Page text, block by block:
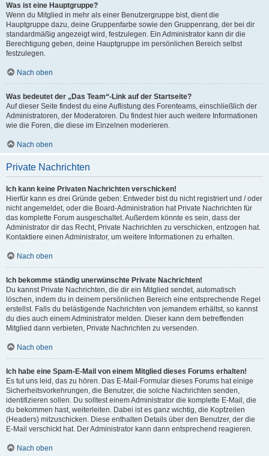
Was ist eine Hauptgruppe?
Wenn du Mitglied in mehr als einer Benutzergruppe bist, dient die
Hauptgruppe dazu, deine Gruppenfarbe sowie den Gruppenrang, der bei dir
standardmäßig angezeigt wird, festzulegen. Ein Administrator kann dir die
Berechtigung geben, deine Hauptgruppe im persönlichen Bereich selbst
festzulegen.
Nach oben
Was bedeutet der „Das Team“-Link auf der Startseite?
Auf dieser Seite findest du eine Auflistung des Forenteams, einschließlich der
Administratoren, der Moderatoren. Du findest hier auch weitere Informationen
wie die Foren, die diese im Einzelnen moderieren.
Nach oben
Private Nachrichten
Ich kann keine Privaten Nachrichten verschicken!
Hierfür kann es drei Gründe geben: Entweder bist du nicht registriert und / oder
nicht angemeldet, oder die Board-Administration hat Private Nachrichten für
das komplette Forum ausgeschaltet. Außerdem könnte es sein, dass der
Administrator dir das Recht, Private Nachrichten zu verschicken, entzogen hat.
Kontaktiere einen Administrator, um weitere Informationen zu erhalten.
Nach oben
Ich bekomme ständig unerwünschte Private Nachrichten!
Du kannst Private Nachrichten, die dir ein Mitglied sendet, automatisch
löschen, indem du in deinem persönlichen Bereich eine entsprechende Regel
erstellst. Falls du belästigende Nachrichten von jemandem erhältst, so kannst
du dies auch einem Administrator melden. Dieser kann dem betreffenden
Mitglied dann verbieten, Private Nachrichten zu versenden.
Nach oben
Ich habe eine Spam-E-Mail von einem Mitglied dieses Forums erhalten!
Es tut uns leid, das zu hören. Das E-Mail-Formular dieses Forums hat einige
Sicherheitsvorkehrungen, die Benutzer, die solche Nachrichten senden,
identifizieren sollen. Du solltest einem Administrator die komplette E-Mail, die
du bekommen hast, weiterleiten. Dabei ist es ganz wichtig, die Kopfzeilen
(Headers) mitzuschicken. Diese enthalten Details über den Benutzer, der die
E-Mail verschickt hat. Der Administrator kann dann entsprechend reagieren.
Nach oben